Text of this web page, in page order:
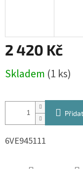
2 420 Kč
cena:
Skladem (1 ks)
6VE945111